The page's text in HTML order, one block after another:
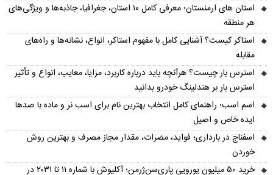
استان های ارمنستان؛ معرفی کامل ۱۰ استان، جغرافیا، جاذبه‌ها و ویژگی‌های
هر منطقه
استاکر کیست؟ آشنایی کامل با مفهوم استاکر، انواع، نشانه‌ها و راه‌های
مقابله
استرس بار چیست؟ هرآنچه باید درباره کاربرد، مزایا، معایب، انواع و تأثیر
استرس بار بر هندلینگ خودرو بدانید
اسم اسب؛ راهنمای کامل انتخاب بهترین نام برای اسب نر و ماده با صدها
ایده خاص و اصیل
اسفناج در بارداری؛ فواید، مضرات، مقدار مجاز مصرف و بهترین روش
خوردن
خرید ۵۰ میلیون یورویی پاری‌سن‌ژرمن؛ آکلیوش با شماره ۱۱ تا ۲۰۳۱ در